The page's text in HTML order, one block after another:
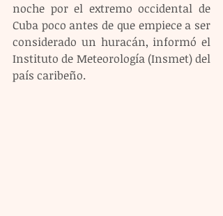
noche por el extremo occidental de
Cuba poco antes de que empiece a ser
considerado un huracán, informó el
Instituto de Meteorología (Insmet) del
país caribeño.